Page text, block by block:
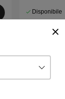
Disponibile